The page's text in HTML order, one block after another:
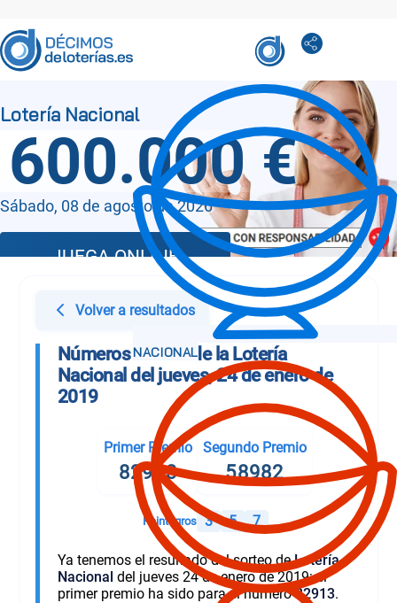
Volver a resultados
Números Sorteo de la Lotería
Nacional del jueves, 24 de enero de
2019
Primer Premio
82913
Segundo Premio
58982
Reintegros 3 5 7
Ya tenemos el resultado del sorteo deLotería
Nacional del jueves 24 de enero de 2019: el
primer premio ha sido para el número82913.
600.000 €
Sábado, 08 de agosto de 2026
JUEGA ONLINE